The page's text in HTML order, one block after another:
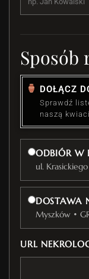
Sposób
DOŁĄCZ
Sprawdź
naszą
ODBIÓR W
ul.
DOSTAWA
Myszków •
URL